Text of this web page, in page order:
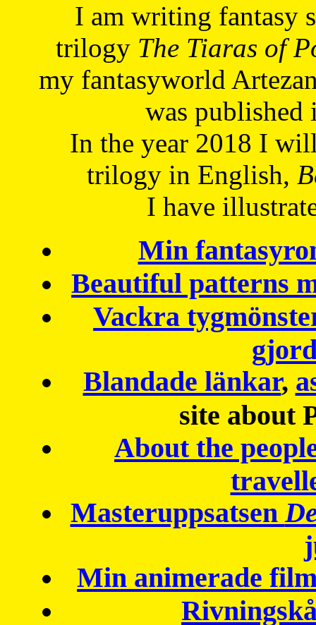
I am writing fantasy
trilogy The Tiaras of
my fantasyworld
was published
In the year 2018 I
trilogy in English,
I have
Min
Beautiful patterns
Vackra
Blandade länkar,
site about
About the
Masteruppsatsen
Min animerade